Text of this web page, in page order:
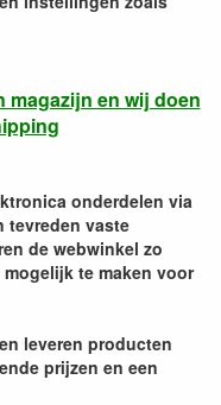
magazijn en wij doen
onderdelen via
tevreden vaste
de webwinkel zo
te maken voor
leveren producten
prijzen en een